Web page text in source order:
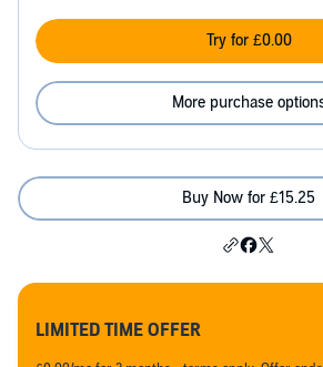
Try for £0.00
More purchase
Buy Now for £15.25
LIMITED TIME OFFER